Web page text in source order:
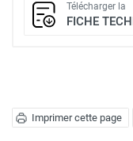
Imprimer cette page
Télécharger la
FICHE